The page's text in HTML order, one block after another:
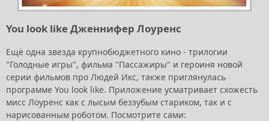
You look like Дженнифер Лоуренс
Ещё одна звезда крупнобюджетного кино - трилогии
"Голодные игры", фильма "Пассажиры" и героиня новой
серии фильмов про Людей Икс, также приглянулась
программе You look like. Приложение усматривает схожесть
мисс Лоуренс как с лысым беззубым стариком, так и с
нарисованным роботом. Посмотрите сами: